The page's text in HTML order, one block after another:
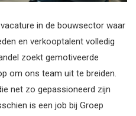
in de bouwsector waar
en verkooptalent volledig
zoekt gemotiveerde
om ons team uit te breiden.
net zo gepassioneerd zijn
is een job bij Groep